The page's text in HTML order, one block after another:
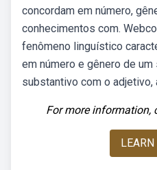
concordam em número,
conhecimentos com.
fenômeno linguístico
em número e gênero de
substantivo com o adjetivo,
For more information,